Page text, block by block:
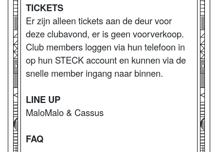
TICKETS
Er zijn alleen tickets aan de deur voor
deze clubavond, er is geen voorverkoop.
Club members loggen via hun telefoon in
op hun STECK account en kunnen via de
snelle member ingang naar binnen.
LINE UP
MaloMalo & Cassus
FAQ